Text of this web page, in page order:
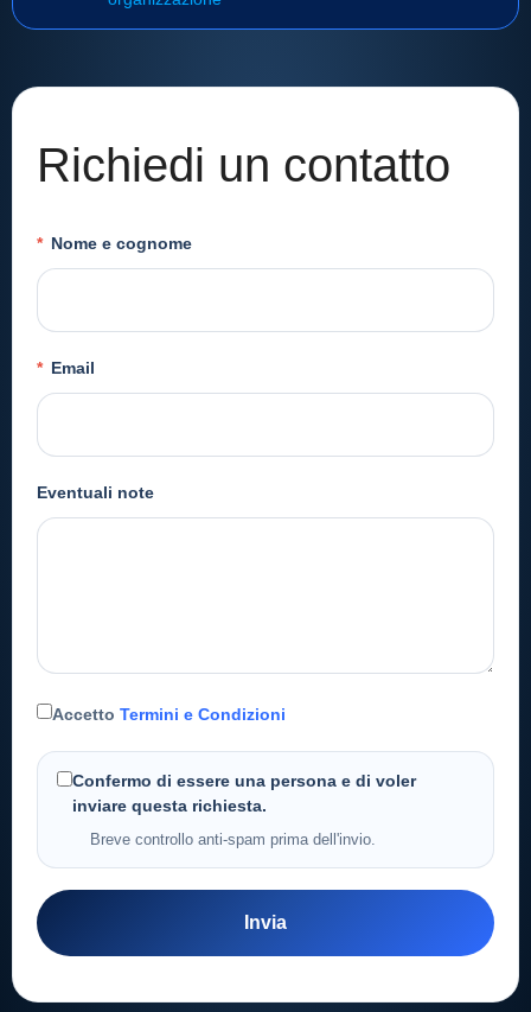
Richiedi un contatto
* Nome e cognome
* Email
Eventuali note
Accetto Termini e Condizioni
Confermo di essere una persona e di voler
inviare questa richiesta.
Breve controllo anti-spam prima dell'invio.
Invia